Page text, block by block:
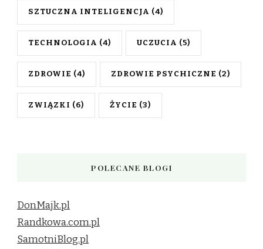
SZTUCZNA INTELIGENCJA (4)
TECHNOLOGIA (4) UCZUCIA (5)
ZDROWIE (4) ZDROWIE PSYCHICZNE (2)
ZWIĄZKI (6) ŻYCIE (3)
POLECANE BLOGI
DonMajk.pl
Randkowa.com.pl
SamotniBlog.pl